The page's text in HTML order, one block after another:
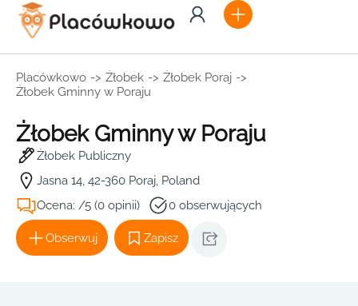
Placówkowo -> Żłobek -> Żłobek Poraj ->
Żłobek Gminny w Poraju
Żłobek Gminny w Poraju
Żłobek Publiczny
Jasna 14, 42-360 Poraj, Poland
Ocena: /5 (0 opinii)
0 obserwujących
Obserwuj Zapisz